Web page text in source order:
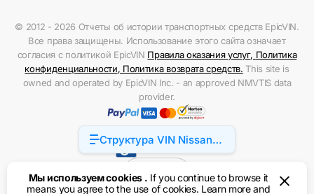
Структура VIN Nissan
Juke
© 2012 - 2026 Отчеты об истории транспортных средств EpicVIN.
Все права защищены. Использование этого сайта означает
согласия с политикой EpicVIN Правила оказания услуг, Политика
конфиденциальности, Политика возврата средств. This site is
owned and operated by EpicVIN Inc. - an approved NMVTIS data
provider.
США
Accessibility
Мы используем cookies . If you continue to browse it
means you agree to the use of cookies. Learn more and